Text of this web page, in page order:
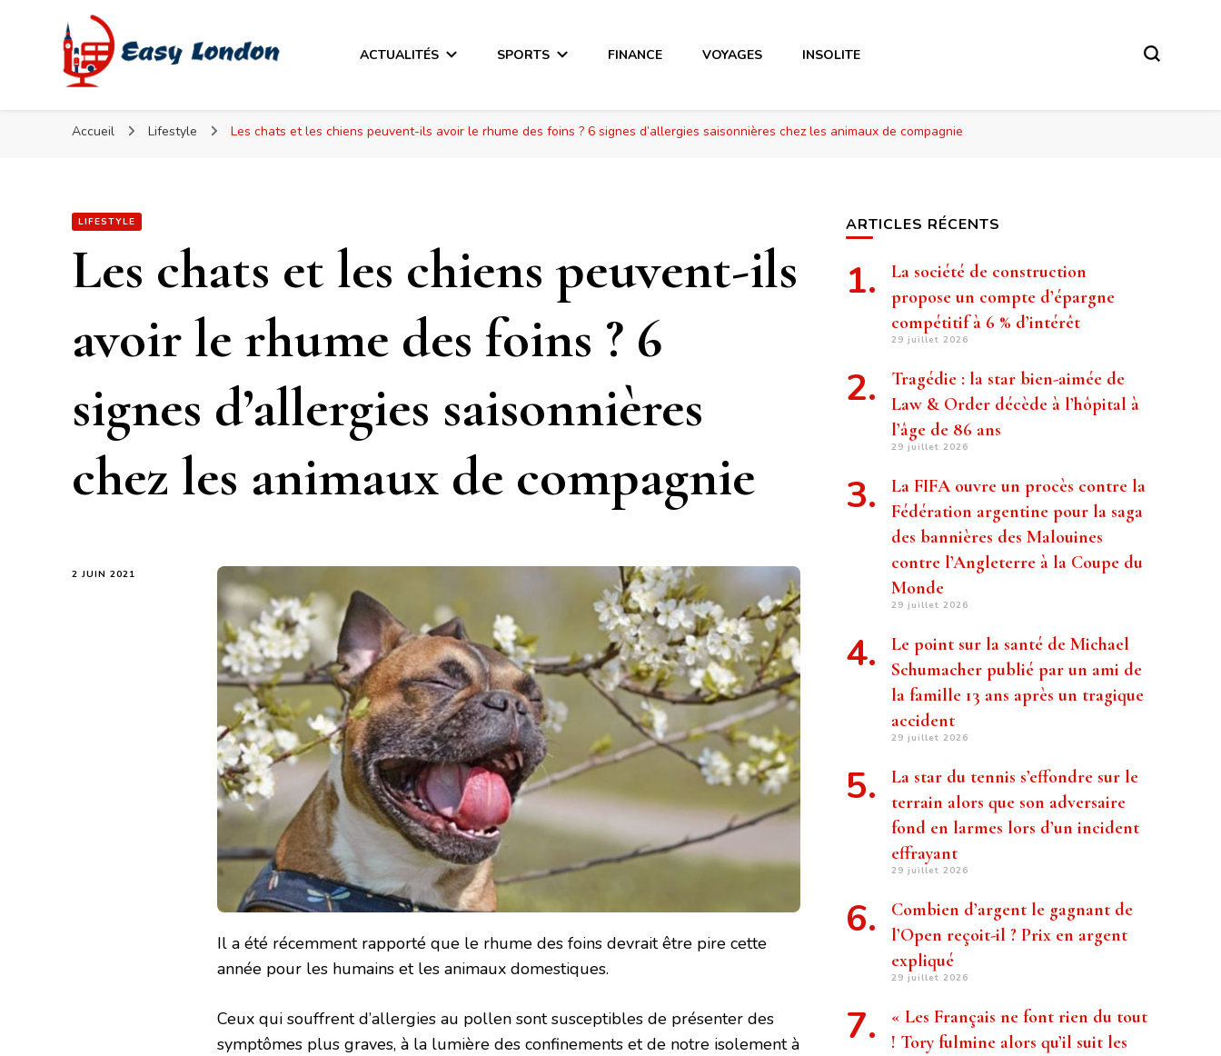
Easy London
Easy London
ACTUALITÉS SPORTS FINANCE VOYAGES INSOLITE
Accueil Lifestyle Les chats et les chiens peuvent-ils avoir le rhume des foins ? 6 signes d’allergies saisonnières chez les animaux de compagnie
LIFESTYLE
Les chats et les chiens peuvent-ils
avoir le rhume des foins ? 6
signes d’allergies saisonnières
chez les animaux de compagnie
2 JUIN 2021
Il a été récemment rapporté que le rhume des foins devrait être pire cette
année pour les humains et les animaux domestiques.
Ceux qui souffrent d’allergies au pollen sont susceptibles de présenter des
symptômes plus graves, à la lumière des confinements et de notre isolement à
ARTICLES RÉCENTS
La société de construction
propose un compte d’épargne
compétitif à 6 % d’intérêt
29 juillet 2026
Tragédie : la star bien-aimée de
Law & Order décède à l’hôpital à
l’âge de 86 ans
29 juillet 2026
La FIFA ouvre un procès contre la
Fédération argentine pour la saga
des bannières des Malouines
contre l’Angleterre à la Coupe du
Monde
29 juillet 2026
Le point sur la santé de Michael
Schumacher publié par un ami de
la famille 13 ans après un tragique
accident
29 juillet 2026
La star du tennis s’effondre sur le
terrain alors que son adversaire
fond en larmes lors d’un incident
effrayant
29 juillet 2026
Combien d’argent le gagnant de
l’Open reçoit-il ? Prix ​​en argent
expliqué
29 juillet 2026
« Les Français ne font rien du tout
! Tory fulmine alors qu’il suit les